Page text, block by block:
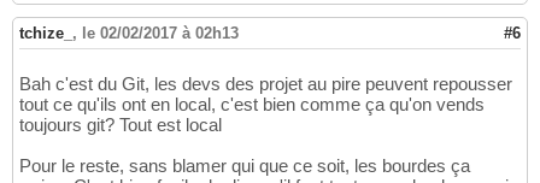
tchize_ , le 02/02/2017 à 02h13 #6
Bah c'est du Git, les devs des projet au pire peuvent repousser
tout ce qu'ils ont en local, c'est bien comme ça qu'on vends
toujours git? Tout est local
Pour le reste, sans blamer qui que ce soit, les bourdes ça